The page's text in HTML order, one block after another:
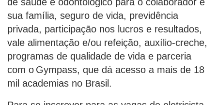
sua família, seguro de vida, previdência
privada, participação nos lucros e resultados,
vale alimentação e/ou refeição, auxílio-creche,
programas de qualidade de vida e parceria
com o Gympass, que dá acesso a mais de 18
mil academias no Brasil.